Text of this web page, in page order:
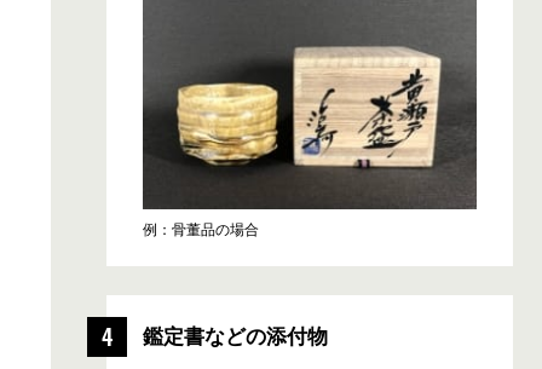
例：骨董品の場合
鑑定書などの添付物